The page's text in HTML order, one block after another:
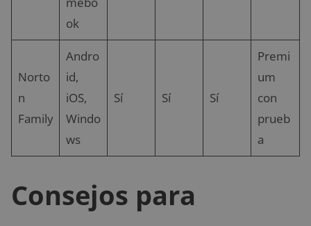
ok
Norto
n
Family
Andro
id,
iOS,
Windo
ws
Sí Sí Sí
Premi
um
con
prueb
a
Consejos para